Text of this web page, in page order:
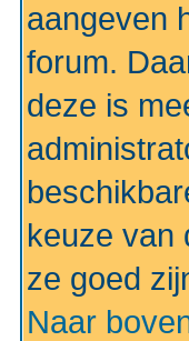
aangeven
forum.
deze is
keuze van
ze goed
Naar